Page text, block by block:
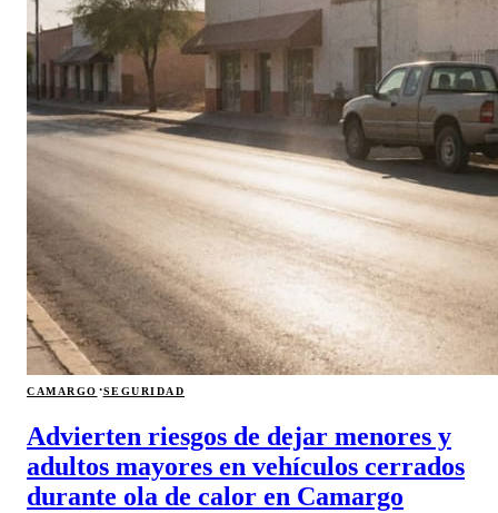
CAMARGO ·SEGURIDAD
Advierten riesgos de dejar menores y
adultos mayores en vehículos cerrados
durante ola de calor en Camargo